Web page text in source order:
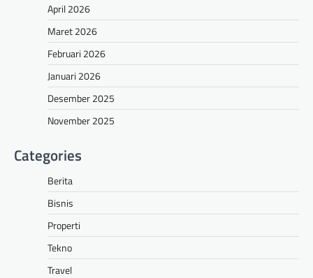
April 2026
Maret 2026
Februari 2026
Januari 2026
Desember 2025
November 2025
Categories
Berita
Bisnis
Properti
Tekno
Travel